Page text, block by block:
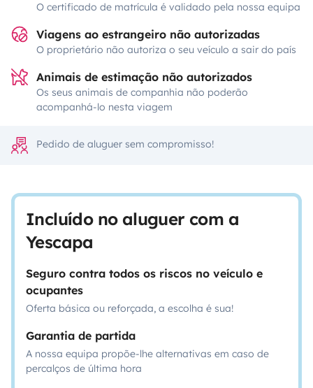
O certificado de matrícula é validado pela nossa equipa
Viagens ao estrangeiro não autorizadas
O proprietário não autoriza o seu veículo a sair do país
Animais de estimação não autorizados
Os seus animais de companhia não poderão
acompanhá-lo nesta viagem
Pedido de aluguer sem compromisso!
Incluído no aluguer com a
Yescapa
Seguro contra todos os riscos no veículo e
ocupantes
Oferta básica ou reforçada, a escolha é sua!
Garantia de partida
A nossa equipa propõe-lhe alternativas em caso de
percalços de última hora